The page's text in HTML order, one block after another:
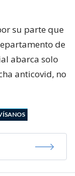
su parte que
de
abarca solo
anticovid, no